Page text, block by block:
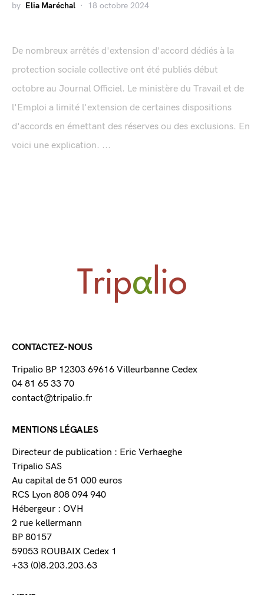
by Elia Maréchal 18 octobre 2024
De nombreux arrêtés d'extension d'accord dédiés à la
protection sociale collective ont été publiés début
octobre au Journal Officiel. Le ministère du Travail et de
l'Emploi a limité l'extension de certaines dispositions
d'accords en émettant des réserves ou des exclusions. En
voici une explication. ...
CONTACTEZ-NOUS
Tripalio BP 12303 69616 Villeurbanne Cedex
04 81 65 33 70
contact@tripalio.fr
MENTIONS LÉGALES
Directeur de publication : Eric Verhaeghe
Tripalio SAS
Au capital de 51 000 euros
RCS Lyon 808 094 940
Hébergeur : OVH
2 rue kellermann
BP 80157
59053 ROUBAIX Cedex 1
+33 (0)8.203.203.63